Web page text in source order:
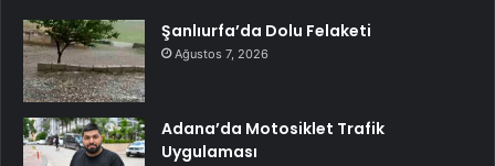
Şanlıurfa’da Dolu Felaketi
Ağustos 7, 2026
Adana’da Motosiklet Trafik
Uygulaması